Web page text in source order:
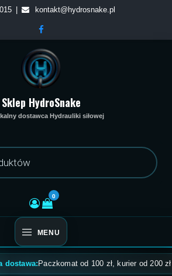
kontakt@hydrosnake.pl
Sklep HydroSnake
dostawca Hydrauliki siłowej
0
MENU
Paczkomat od 100 zł, kurier od 200 zł,